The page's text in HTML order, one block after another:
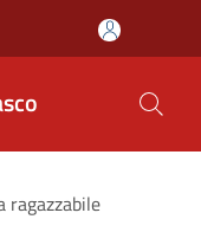
ragazzabile